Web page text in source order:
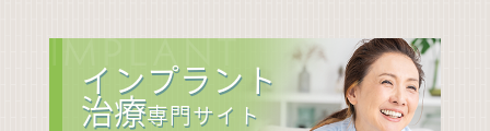
IMPLANT
インプラント
治療専門サイト